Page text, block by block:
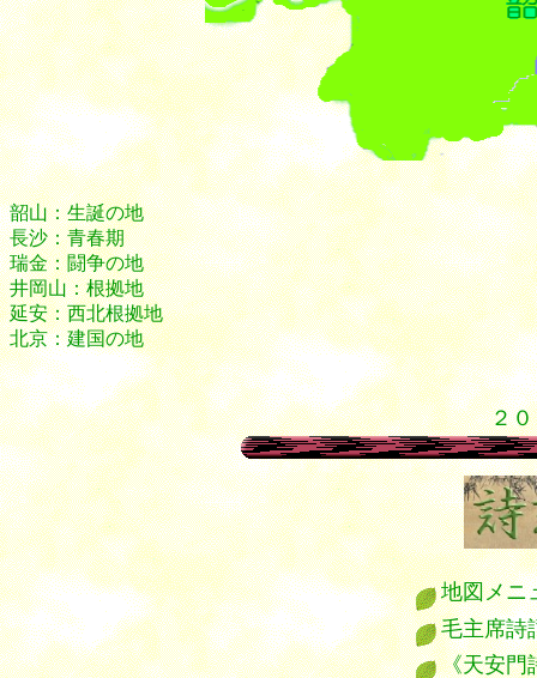
韶山：生誕の地
長沙：青春期
瑞金：闘争の地
井岡山：根拠地
延安：西北根拠地
北京：建国の地
２
漢詩 唐詩 漢詩 宋詞 漢詩 唐詩 漢詩 宋
地図メニ
毛主席詩
《天安門